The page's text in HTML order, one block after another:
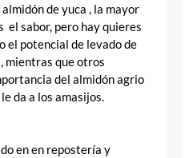
de yuca , la mayor
el sabor, pero hay quieres
el potencial de levado de
mientras que otros
del almidón agrio
da a los amasijos.
en en repostería y